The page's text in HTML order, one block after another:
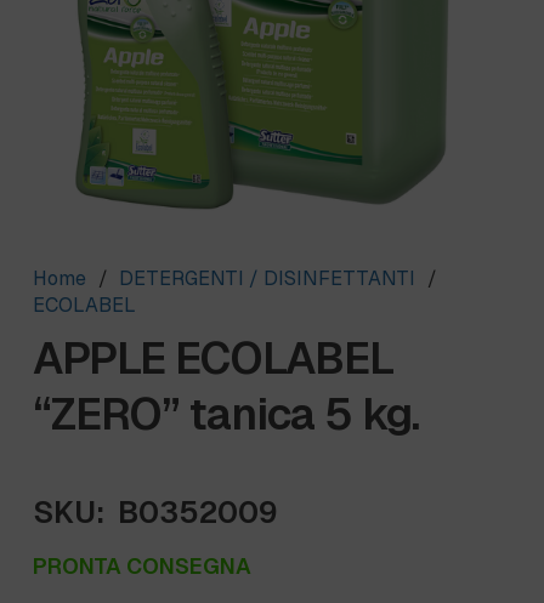
Home / DETERGENTI / DISINFETTANTI
/
ECOLABEL
APPLE ECOLABEL
“ZERO” tanica 5 kg.
SKU: B0352009
PRONTA CONSEGNA